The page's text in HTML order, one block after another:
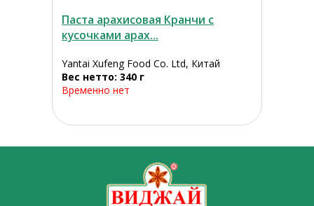
Паста арахисовая Кранчи с
кусочками арах...
Yantai Xufeng Food Co. Ltd, Китай
Вес нетто: 340 г
Временно нет